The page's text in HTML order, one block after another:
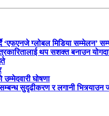
‘एफएनजे ग्लोबल मिडिया सम्मेलन’
थप सशक्त बनाउन
उम्मेदवारी घोषणा
सम्बन्ध सुदृढीकरण र लगानी भित्र्याउन